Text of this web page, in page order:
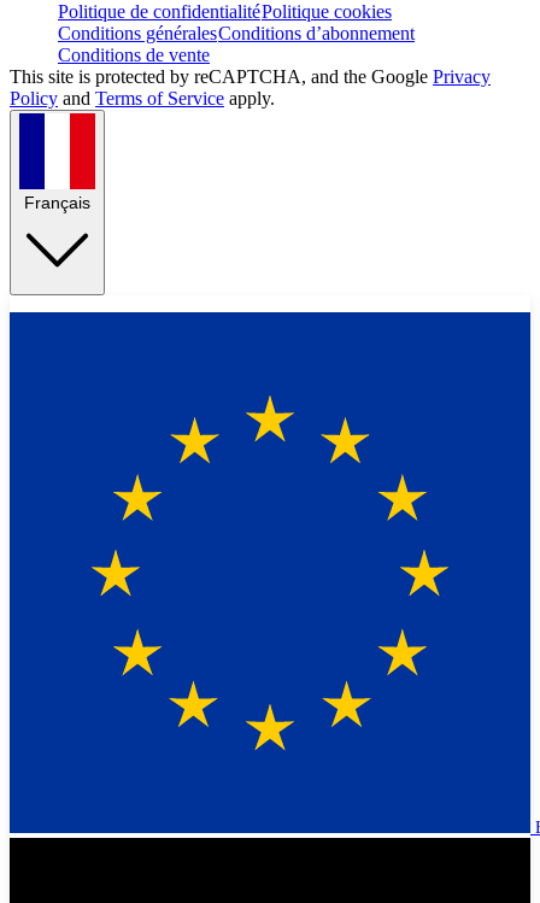
Politique de confidentialitéPolitique cookies
Conditions généralesConditions d’abonnement
Conditions de vente
This site is protected by reCAPTCHA, and the Google Privacy
Policy and Terms of Service apply.
Français